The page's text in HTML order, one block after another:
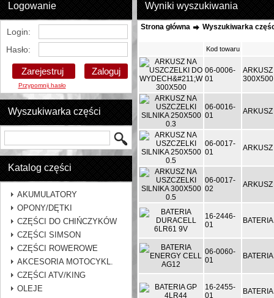
Logowanie
Login:
Hasło:
Zarejestruj
Przypomnij hasło
Wyszukiwarka części
Katalog części
AKUMULATORY
OPONY/DĘTKI
CZĘŚCI DO CHIŃCZYKÓW
CZĘŚCI SIMSON
CZĘŚCI ROWEROWE
AKCESORIA MOTOCYKL.
CZĘŚCI ATV/KING
OLEJE
Wyniki wyszukiwania
Strona główna Wyszukiwarka
Kod towaru
06-0006-
01
300X500
06-0016-
01
06-0017-
01
06-0017-
02
16-2446-
01
06-0060-
01
16-2455-
01